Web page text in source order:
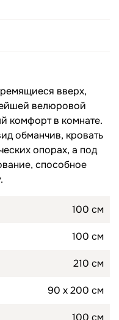
вверх,
велюровой
комфорт в комнате.
обманчив, кровать
опорах, а под
способное
100 см
100 см
210 см
90 х 200 см
100 см